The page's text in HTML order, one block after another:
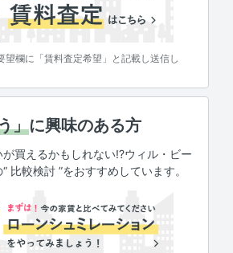
望欄に「賃料査定希望」と記載し送信し
」に興味のある方
買えるかもしれない!?ウィル・ビー
比較検討 ”をおすすめしています。